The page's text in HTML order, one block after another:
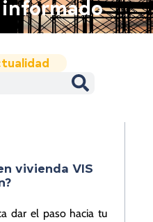
vivienda VIS
dar el paso hacia tu